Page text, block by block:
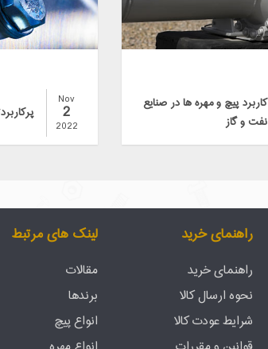
Nov
2
2022
کاربرد پیچ و مهره ها در صنایع
نفت و گاز
لینک های مرتبط
مقالات
برندها
انواع پیچ
راهنمای خرید
راهنمای خرید
نحوه ارسال کالا
شرایط عودت کالا